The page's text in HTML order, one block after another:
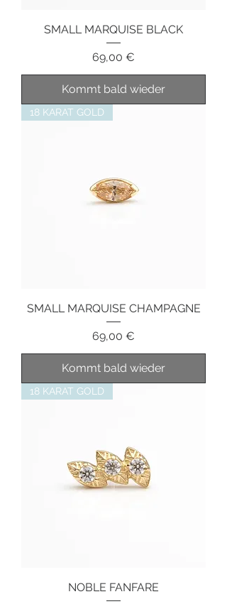
SMALL MARQUISE BLACK
Preis
69,00 €
Kommt bald wieder
18 KARAT GOLD
SMALL MARQUISE CHAMPAGNE
Preis
69,00 €
Kommt bald wieder
18 KARAT GOLD
NOBLE FANFARE